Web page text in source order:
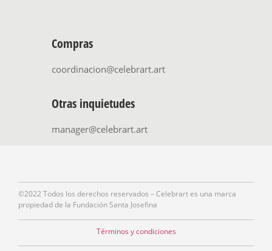
Compras
coordinacion@celebrart.art
Otras inquietudes
manager@celebrart.art
©2022 Todos los derechos reservados – Celebrart es una marca
propiedad de la Fundación Santa Josefina
Términos y condiciones